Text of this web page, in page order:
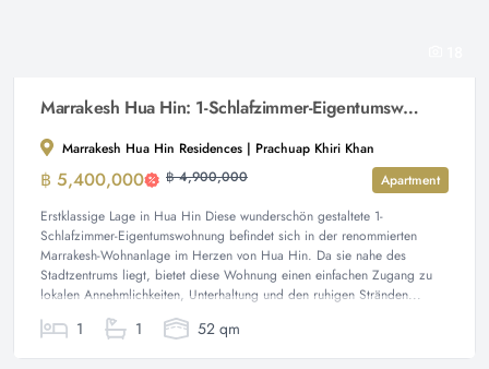
Marrakesh Hua Hin: 1-Schlafzimmer-Eigentumswohnung
Marrakesh Hua Hin Residences | Prachuap Khiri Khan
฿ 5,400,000 ฿ 4,900,000
Apartment
Erstklassige Lage in Hua Hin Diese wunderschön gestaltete 1-
Schlafzimmer-Eigentumswohnung befindet sich in der renommierten
Marrakesh-Wohnanlage im Herzen von Hua Hin. Da sie nahe des
Stadtzentrums liegt, bietet diese Wohnung einen einfachen Zugang zu
lokalen Annehmlichkeiten, Unterhaltung und den ruhigen Stränden...
1 1 52 qm